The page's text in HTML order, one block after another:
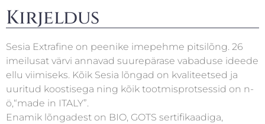
Kirjeldus
Sesia Extrafine on peenike imepehme pitsilõng. 26
imeilusat värvi annavad suurepärase vabaduse ideede
ellu viimiseks. Kõik Sesia lõngad on kvaliteetsed ja
uuritud koostisega ning kõik tootmisprotsessid on n-
ö,“made in ITALY”.
Enamik lõngadest on BIO, GOTS sertifikaadiga,